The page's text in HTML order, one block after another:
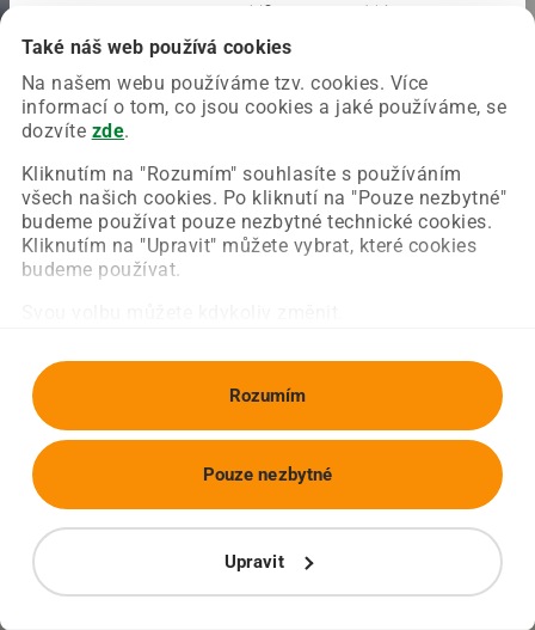
Také náš web používá cookies
Na našem webu používáme tzv. cookies. Více
informací o tom, co jsou cookies a jaké používáme, se
dozvíte zde.
Kliknutím na "Rozumím" souhlasíte s používáním
všech našich cookies. Po kliknutí na "Pouze nezbytné"
budeme používat pouze nezbytné technické cookies.
Kliknutím na "Upravit" můžete vybrat, které cookies
budeme používat.
Rozumím
Upravit
Pouze nezbytné
Chyba nastala na naší straně a už ji opravujeme.
Zkuste prosím znovu načíst požadovanou stránku.
Obnovit stránku Úvodní strana